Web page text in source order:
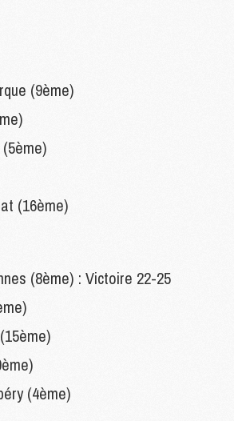
(9ème)
(16ème)
(8ème) : Victoire 22-25
(4ème)